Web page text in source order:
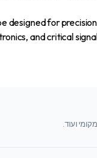
designed for
and critical
ועוד.